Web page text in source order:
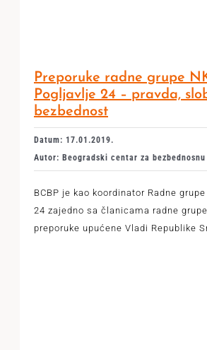
Preporuke radne grupe
Pogljavlje 24 – pravda,
bezbednost
Datum: 17.01.2019.
Autor: Beogradski centar za
BCBP je kao koordinator Radne
24 zajedno sa članicama radne
preporuke upućene Vladi Republike